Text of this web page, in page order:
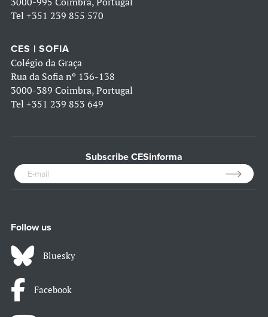
Tel +351 239 855 570
CES | SOFIA
Colégio da Graça
Rua da Sofia nº 136-138
3000-389 Coimbra, Portugal
Tel +351 239 853 649
Subscribe CESinforma
Follow us
Bluesky
Facebook